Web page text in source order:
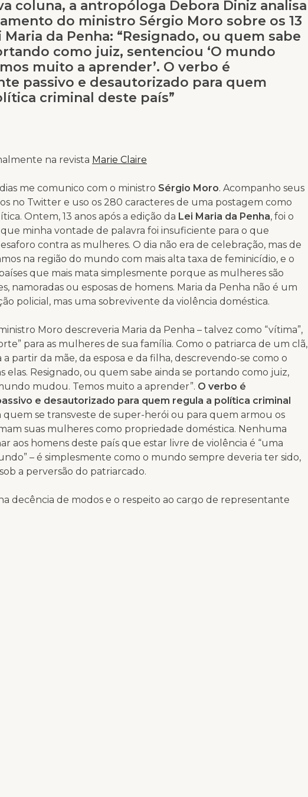
coluna, a antropóloga Debora Diniz analisa
do ministro Sérgio Moro sobre os 13
Maria da Penha: “Resignado, ou quem sabe
como juiz, sentenciou ‘O mundo
muito a aprender’. O verbo é
passivo e desautorizado para quem
criminal deste país”
na revista Marie Claire
me comunico com o ministro Sérgio Moro. Acompanho seus
no Twitter e uso os 280 caracteres de uma postagem como
Ontem, 13 anos após a edição da Lei Maria da Penha, foi o
minha vontade de palavra foi insuficiente para o que
contra as mulheres. O dia não era de celebração, mas de
na região do mundo com mais alta taxa de feminicídio, e o
que mais mata simplesmente porque as mulheres são
namoradas ou esposas de homens. Maria da Penha não é um
policial, mas uma sobrevivente da violência doméstica.
Moro descreveria Maria da Penha – talvez como “vítima”,
para as mulheres de sua família. Como o patriarca de um clã,
partir da mãe, da esposa e da filha, descrevendo-se como o
elas. Resignado, ou quem sabe ainda se portando como juiz,
mudou. Temos muito a aprender”. O verbo é
e desautorizado para quem regula a política criminal
quem se transveste de super-herói ou para quem armou os
suas mulheres como propriedade doméstica. Nenhuma
aos homens deste país que estar livre de violência é “uma
– é simplesmente como o mundo sempre deveria ter sido,
a perversão do patriarcado.
decência de modos e o respeito ao cargo de representante